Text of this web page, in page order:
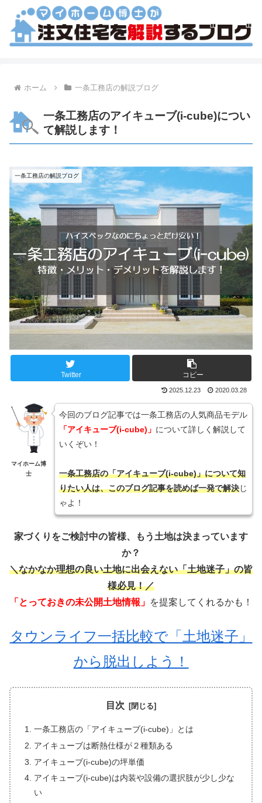
ホーム 一条工務店の解説ブログ
一条工務店のアイキューブ(i-cube)につい
て解説します！
一条工務店の解説ブログ
Twitter コピー
2025.12.23 2020.03.28
マイホーム博
士
今回のブログ記事では一条工務店の人気商品モデル
「アイキューブ(i-cube)」 について詳しく解説して
いくぞい！
一条工務店の「アイキューブ(i-cube)」について知
りたい人は、このブログ記事を読めば一発で解決じ
ゃよ！
家づくりをご検討中の皆様、もう土地は決まっています
か？
＼なかなか理想の良い土地に出会えない「土地迷子」の皆
様必見！／
「とっておきの未公開土地情報」 を提案してくれるかも！
タウンライフ一括比較で「土地迷子」
から脱出しよう！
目次
一条工務店の「アイキューブ(i-cube)」とは
アイキューブは断熱仕様が２種類ある
アイキューブ(i-cube)の坪単価
アイキューブ(i-cube)は内装や設備の選択肢が少し少な
い